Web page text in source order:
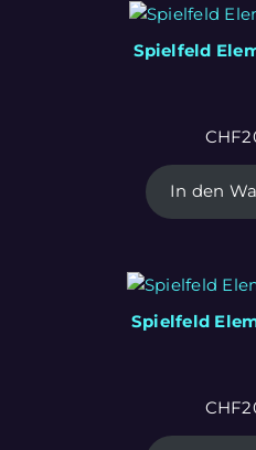
Spielfeld
CHF
In den
Spielfeld
CHF